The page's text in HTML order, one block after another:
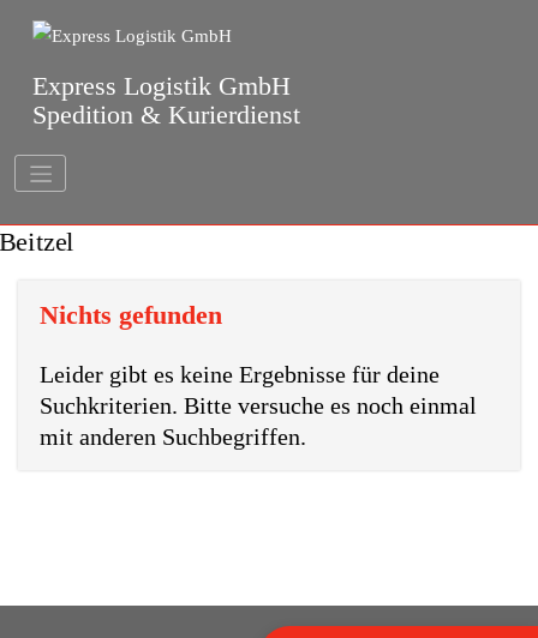
Springe
zum
InhaltExpress Logistik GmbH
Spedition & Kurierdienst
Nichts gefunden
Leider gibt es keine Ergebnisse für deine
Suchkriterien. Bitte versuche es noch einmal
mit anderen Suchbegriffen.